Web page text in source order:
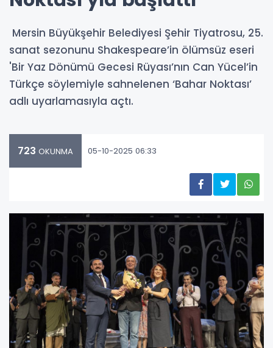
Mersin Büyükşehir Belediyesi Şehir Tiyatrosu, 25.
sanat sezonunu Shakespeare’in ölümsüz eseri
'Bir Yaz Dönümü Gecesi Rüyası’nın Can Yücel’in
Türkçe söylemiyle sahnelenen ‘Bahar Noktası’
adlı uyarlamasıyla açtı.
723 OKUNMA 05-10-2025 06:33